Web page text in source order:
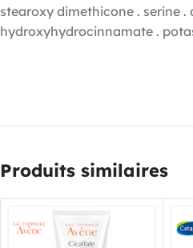
stearoxy dimethicone . serine
hydroxyhydrocinnamate .
Produits similaires